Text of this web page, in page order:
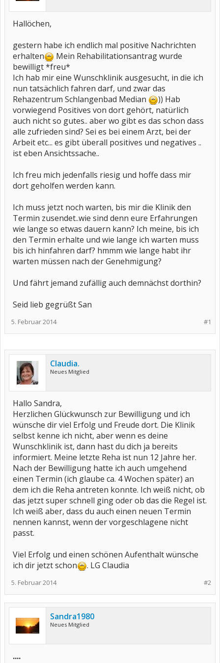
Hallöchen,
gestern habe ich endlich mal positive Nachrichten
erhalten
Mein Rehabilitationsantrag wurde
bewilligt *freu*
Ich hab mir eine Wunschklinik ausgesucht, in die ich
nun tatsächlich fahren darf, und zwar das
Rehazentrum Schlangenbad Median
)) Hab
vorwiegend Positives von dort gehört, natürlich
auch nicht so gutes.. aber wo gibt es das schon dass
alle zufrieden sind? Sei es bei einem Arzt, bei der
Arbeit etc... es gibt überall positives und negatives ..
ist eben Ansichtssache..
Ich freu mich jedenfalls riesig und hoffe dass mir
dort geholfen werden kann.
Ich muss jetzt noch warten, bis mir die Klinik den
Termin zusendet..wie sind denn eure Erfahrungen
wie lange so etwas dauern kann? Ich meine, bis ich
den Termin erhalte und wie lange ich warten muss
bis ich hinfahren darf? hmmm wie lange habt ihr
warten müssen nach der Genehmigung?
Und fährt jemand zufällig auch demnächst dorthin?
Seid lieb gegrüßt San
#1
5. Februar 2014
Claudia.
Neues Mitglied
Hallo Sandra,
Herzlichen Glückwunsch zur Bewilligung und ich
wünsche dir viel Erfolg und Freude dort. Die Klinik
selbst kenne ich nicht, aber wenn es deine
Wunschklinik ist, dann hast du dich ja bereits
informiert. Meine letzte Reha ist nun 12 Jahre her.
Nach der Bewilligung hatte ich auch umgehend
einen Termin (ich glaube ca. 4 Wochen später) an
dem ich die Reha antreten konnte. Ich weiß nicht, ob
das jetzt super schnell ging oder ob das die Regel ist.
Ich weiß aber, dass du auch einen neuen Termin
nennen kannst, wenn der vorgeschlagene nicht
passt.
Viel Erfolg und einen schönen Aufenthalt wünsche
ich dir jetzt schon
. LG Claudia
#2
5. Februar 2014
Sandra1980
Neues Mitglied
....